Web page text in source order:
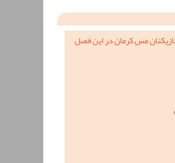
مس کرمان در این فصل